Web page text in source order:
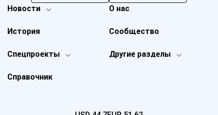
Новости
Спецпроекты Другие разделы
История
О нас
Справочник
Сообщество